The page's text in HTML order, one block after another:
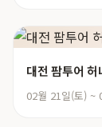
대전 팜투어
02월 21일(토) ~